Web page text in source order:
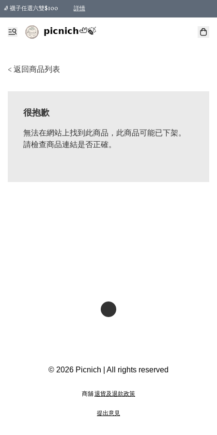
🧦 襪子任選六雙$100 詳情
𝗽𝗶𝗰𝗻𝗶𝗰𝗵🦥🍃
< 返回商品列表
很抱歉
無法在網站上找到此商品，此商品可能已下架。
請檢查商品連結是否正確。
© 2026 Picnich | All rights reserved
商舖退貨及退款政策
提出意見